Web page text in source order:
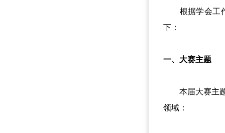
根据学会工作
下：
一、大赛主题
本届大赛主题
领域：